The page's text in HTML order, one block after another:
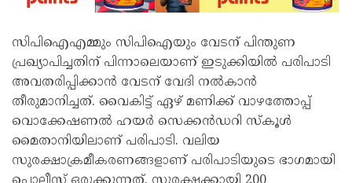
സിപിഐഎമ്മും സിപിഐയും വേടന് പിന്തുണ
പ്രഖ്യാപിച്ചതിന് പിന്നാലെയാണ് ഇടുക്കിയിൽ പരിപാടി
അവതരിപ്പിക്കാൻ വേടന് വേദി നൽകാൻ
തീരുമാനിച്ചത്. വൈകിട്ട് ഏഴ് മണിക്ക് വാഴത്തോപ്പ്
വൊക്കേഷണൽ ഹയർ സെക്കൻഡറി സ്കൂൾ
മൈതാനിയിലാണ് പരിപാടി. വലിയ
സുരക്ഷാക്രമീകരണങ്ങളാണ് പരിപാടിയുടെ ഭാഗമായി